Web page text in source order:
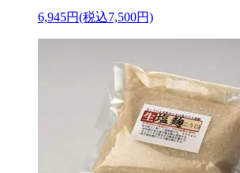
6,945円(税込7,500円)